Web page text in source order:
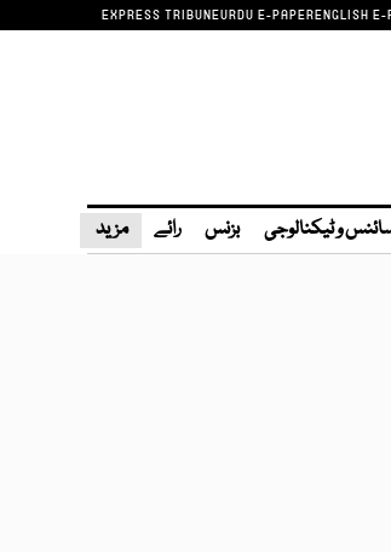
EXPRESS TRIBUNEURDU E-PAPERENGLISH E-
و ٹیکنالوجی بزنس رائے مزید